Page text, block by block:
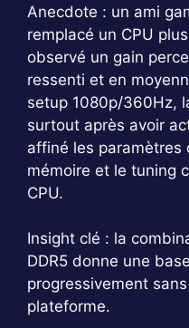
Anecdote : un ami
remplacé un CPU
observé un gain
ressenti et en
setup 1080p/360Hz,
surtout après avoir
affiné les paramètres
mémoire et le tuning
CPU.
Insight clé : la
DDR5 donne une
progressivement
plateforme.